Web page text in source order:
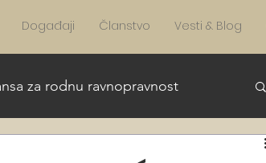
Događaji Članstvo Vesti & Blog
za rodnu ravnopravnost